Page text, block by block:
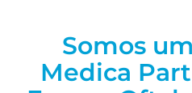
Somos
Medica